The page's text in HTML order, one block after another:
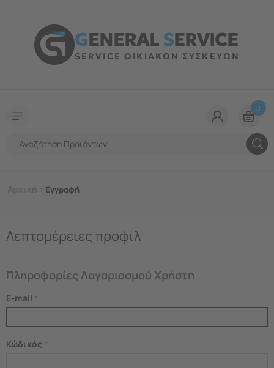
GENERALSERVICE
SERVICE ΟΙΚΙΑΚΩΝ ΣΥΣΚΕΥΩΝ
0
Εγγραφή
Λεπτομέρειες προφίλ
Πληροφορίες Λογαριασμού Χρήστη
E-mail
Κώδικός